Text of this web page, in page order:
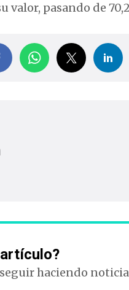
valor, pasando de
haciendo